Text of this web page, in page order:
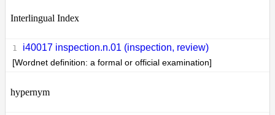
Interlingual Index
i40017 inspection.n.01 (inspection, review)
[Wordnet definition: a formal or official examination]
hypernym